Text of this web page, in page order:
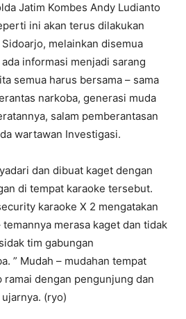
Jatim Kombes Andy Ludianto
ini akan terus dilakukan
melainkan disemua
informasi menjadi sarang
semua harus bersama – sama
narkoba, generasi muda
salam pemberantasan
wartawan Investigasi.
dan dibuat kaget dengan
di tempat karaoke tersebut.
karaoke X 2 mengatakan
merasa kaget dan tidak
tim gabungan
” Mudah – mudahan tempat
ramai dengan pengunjung dan
(ryo)